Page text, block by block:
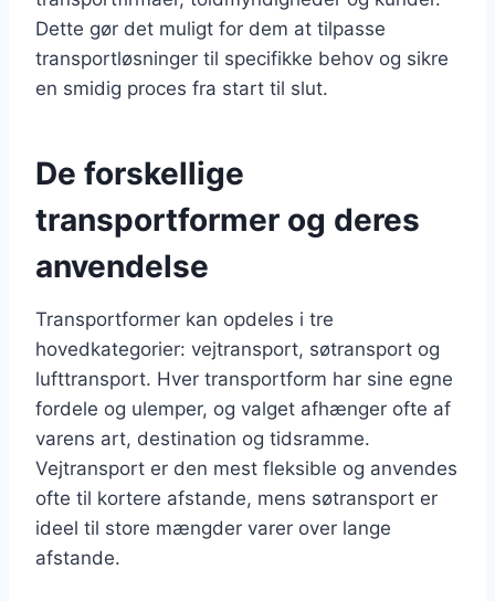
Dette gør det muligt for dem at tilpasse
transportløsninger til specifikke behov og sikre
en smidig proces fra start til slut.
De forskellige
transportformer og deres
anvendelse
Transportformer kan opdeles i tre
hovedkategorier: vejtransport, søtransport og
lufttransport. Hver transportform har sine egne
fordele og ulemper, og valget afhænger ofte af
varens art, destination og tidsramme.
Vejtransport er den mest fleksible og anvendes
ofte til kortere afstande, mens søtransport er
ideel til store mængder varer over lange
afstande.